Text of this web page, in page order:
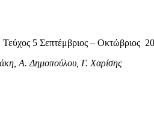
Τεύχος 5 Σεπτέμβριος – Οκτώβριος
Α. Δημοπούλου, Γ. Χαρίσης